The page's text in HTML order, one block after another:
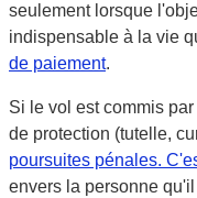
seulementlorsque
indispensable à la vie
de paiement.
Si le vol est commis
de protection (tutelle,
poursuites pénales.
envers la personne